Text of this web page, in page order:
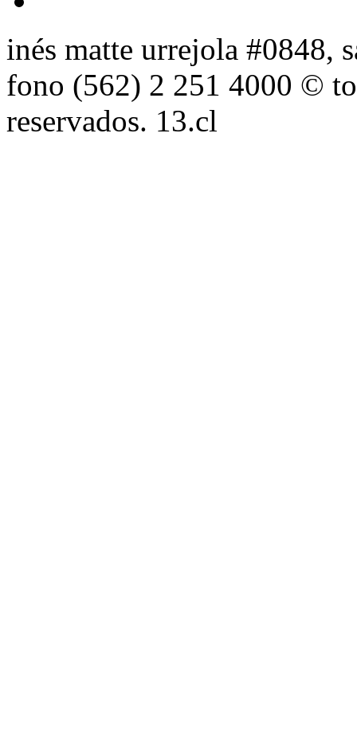
inés matte urrejola #0848,
fono (562) 2 251 4000 ©
reservados. 13.cl